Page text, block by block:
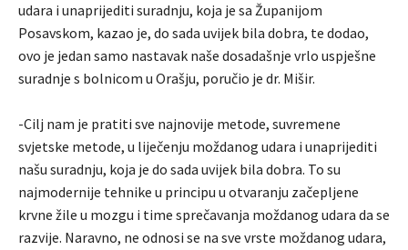
udara i unaprijediti suradnju, koja je sa Županijom
Posavskom, kazao je, do sada uvijek bila dobra, te dodao,
ovo je jedan samo nastavak naše dosadašnje vrlo uspješne
suradnje s bolnicom u Orašju, poručio je dr. Mišir.
-Cilj nam je pratiti sve najnovije metode, suvremene
svjetske metode, u liječenju moždanog udara i unaprijediti
našu suradnju, koja je do sada uvijek bila dobra. To su
najmodernije tehnike u principu u otvaranju začepljene
krvne žile u mozgu i time sprečavanja moždanog udara da se
razvije. Naravno, ne odnosi se na sve vrste moždanog udara,